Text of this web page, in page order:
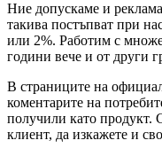
Ние допускаме и
такива постъпват при
или 2%. Работим с
години вече и от други
В страниците на
коментарите на
получили като продукт.
клиент, да изкажете и